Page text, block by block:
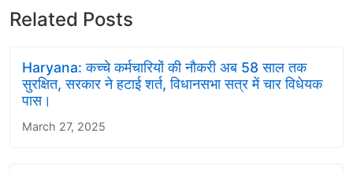
Related Posts
Haryana: कच्चे कर्मचारियों की नौकरी अब 58 साल तक
सुरक्षित, सरकार ने हटाई शर्त, विधानसभा सत्र में चार विधेयक
पास।
March 27, 2025